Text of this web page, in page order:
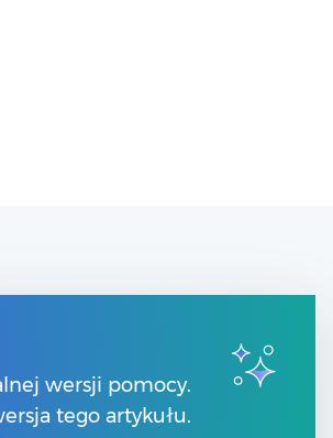
wersji pomocy.
tego artykułu.